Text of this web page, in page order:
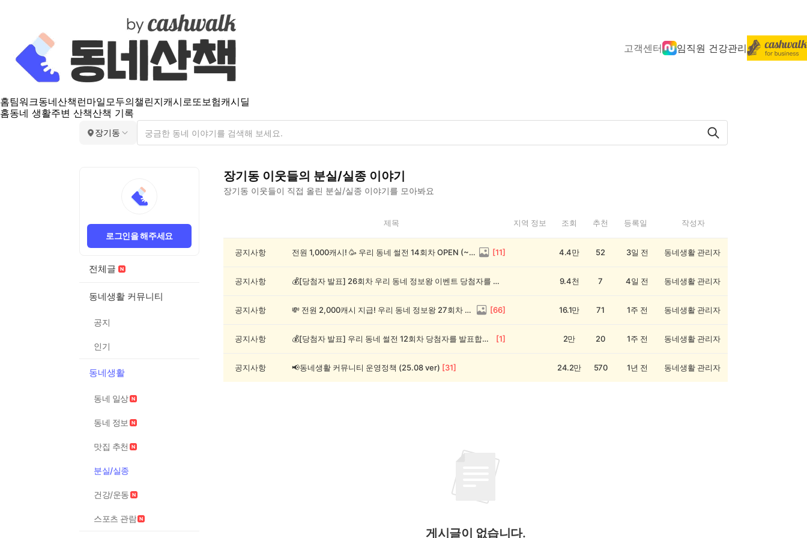
고객센터 임직원 건강관리
홈팀워크동네산책 런마일모두의챌린지캐시로또보험캐시딜
홈동네 생활주변 산책산책 기록
장기동
로그인을 해주세요
전체글
동네생활 커뮤니티
공지
인기
동네생활
동네 일상
동네 정보
맛집 추천
분실/실종
건강/운동
스포츠 관람
장기동 이웃들의 분실/실종 이야기
장기동 이웃들이 직접 올린 분실/실종 이야기를 모아봐요
동
제목 지역 정보 조회 추천 등록일 작성자
공지사항 전원 1,000캐시! 🥳 우리 동네 썰전 14회차 OPEN (~8/17) [11] 4.4만 52 3일 전 동네생활 관리자
공지사항 💰[당첨자 발표] 26회차 우리 동네 정보왕 이벤트 당첨자를 발표합니다! 9.4천 7 4일 전 동네생활 관리자
공지사항 💸 전원 2,000캐시 지급! 우리 동네 정보왕 27회차 (~8/10) [66] 16.1만 71 1주 전 동네생활 관리자
공지사항 💰[당첨자 발표] 우리 동네 썰전 12회차 당첨자를 발표합니다! [1] 2만 20 1주 전 동네생활 관리자
공지사항 📢동네생활 커뮤니티 운영정책 (25.08 ver) [31] 24.2만 570 1년 전 동네생활 관리자
게시글이 없습니다.